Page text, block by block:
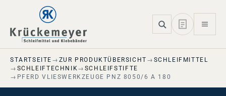
Skip to main navigation
Skip to main content
Skip to page footer
STARTSEITE ZUR PRODUKTÜBERSICHT
SCHLEIFMITTEL
SCHLEIFTECHNIK
SCHLEIFSTIFTE
PFERD VLIESWERKZEUGE PNZ 8050/6 A 180